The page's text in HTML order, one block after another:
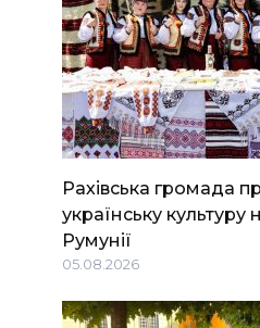
Рахівська громада
українську культуру
Румунії
05.08.2026